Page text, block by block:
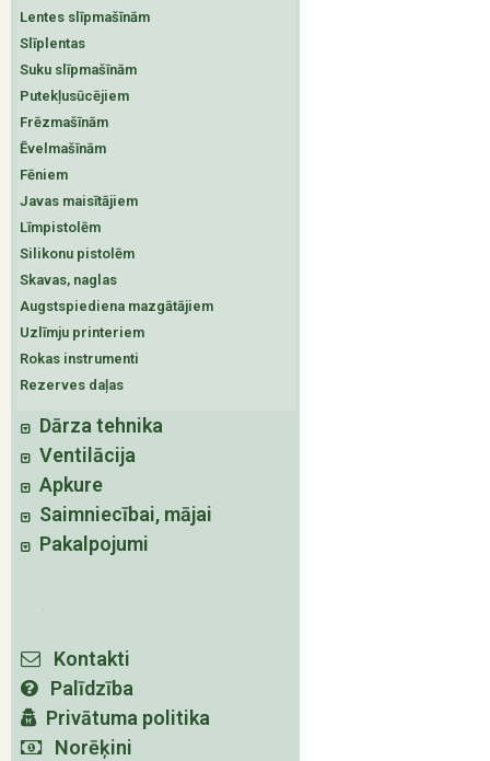
Lentes slīpmašīnām
Slīplentas
Suku slīpmašīnām
Putekļusūcējiem
Frēzmašīnām
Ēvelmašīnām
Fēniem
Javas maisītājiem
Līmpistolēm
Silikonu pistolēm
Skavas, naglas
Augstspiediena mazgātājiem
Uzlīmju printeriem
Rokas instrumenti
Rezerves daļas
Dārza tehnika
Ventilācija
Apkure
Saimniecībai, mājai
Pakalpojumi
Kontakti
Palīdzība
Privātuma politika
Norēķini